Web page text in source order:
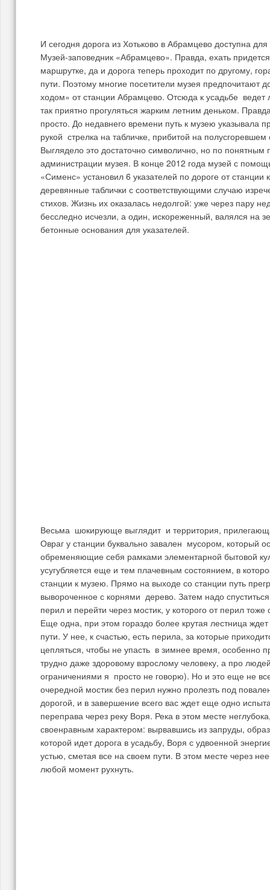
И сегодня дорога из Хотьково в Абрамцево доступна для
Музей-заповедник «Абрамцево». Правда, ехать
маршрутке, да и дорога теперь проходит по другому,
пути. Поэтому многие посетители музея предпочитают
ходом» от станции Абрамцево. Отсюда к усадьбе ведет
так приятно прогуляться жарким летним деньком.
просто. До недавнего времени путь к музею указывала
рукой стрелка на табличке, прибитой на
Выглядело это достаточно символично, но по понятным
администрации музея. В конце 2012 года музей с
«Сименс» установил 6 указателей по дороге от станции
деревянные таблички с соответствующими случаю
стихов. Жизнь их оказалась недолгой: уже через пару
бесследно исчезли, а один, искореженный, валялся на
бетонные основания для указателей.
Весьма шокирующе выглядит и территория,
Овраг у станции буквально завален мусором, который
обременяющие себя рамками элементарной бытовой
усугубляется еще и тем плачевным состоянием, в
станции к музею. Прямо на выходе со станции путь
вывороченное с корнями дерево. Затем надо
перил и перейти через мостик, у которого от перил
Еще одна, при этом гораздо более крутая лестница
пути. У нее, к счастью, есть перила, за которые
цепляться, чтобы не упасть в зимнее время, особенно
трудно даже здоровому взрослому человеку, а про
ограничениями я просто не говорю). Но и это еще не
очередной мостик без перил нужно пролезть под
дорогой, и в завершение всего вас ждет еще одно
переправа через реку Воря. Река в этом месте
своенравным характером: вырвавшись из запруды,
которой идет дорога в усадьбу, Воря с удвоенной
устью, сметая все на своем пути. В этом месте через
любой момент рухнуть.